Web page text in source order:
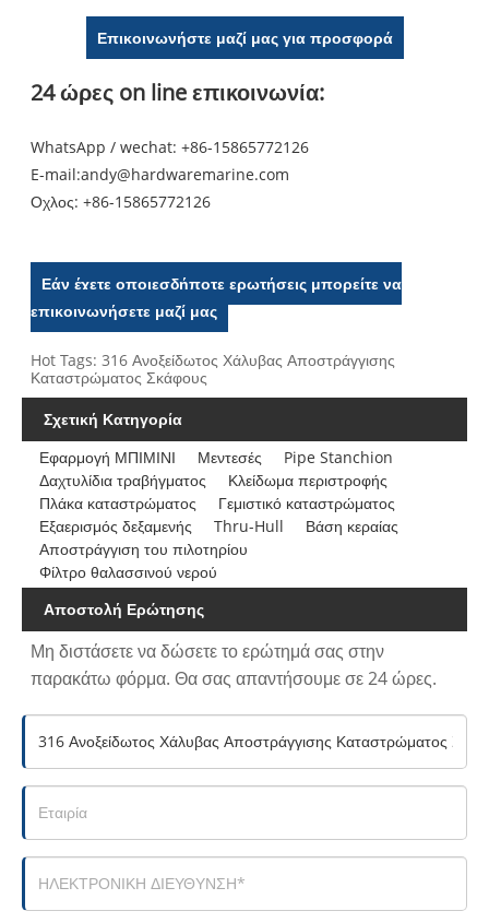
Επικοινωνήστε μαζί μας για προσφορά
24 ώρες on line επικοινωνία:
WhatsApp / wechat: +86-15865772126
E-mail:andy@hardwaremarine.com
Οχλος:+86-15865772126
Εάν έχετε οποιεσδήποτε ερωτήσεις μπορείτε να
επικοινωνήσετε μαζί μας
Hot Tags: 316 Ανοξείδωτος Χάλυβας Αποστράγγισης
Καταστρώματος Σκάφους
Σχετική Κατηγορία
Εφαρμογή ΜΠΙΜΙΝΙ
Μεντεσές
Pipe Stanchion
Δαχτυλίδια τραβήγματος
Κλείδωμα περιστροφής
Πλάκα καταστρώματος
Γεμιστικό καταστρώματος
Εξαερισμός δεξαμενής
Thru-Hull
Βάση κεραίας
Αποστράγγιση του πιλοτηρίου
Φίλτρο θαλασσινού νερού
Αποστολή Ερώτησης
Μη διστάσετε να δώσετε το ερώτημά σας στην
παρακάτω φόρμα. Θα σας απαντήσουμε σε 24 ώρες.